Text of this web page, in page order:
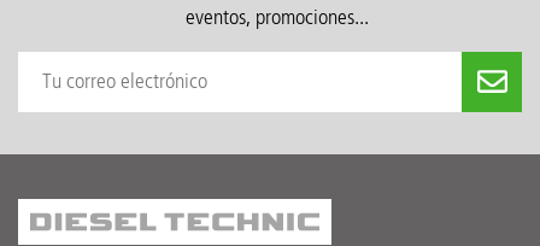
eventos, promociones...